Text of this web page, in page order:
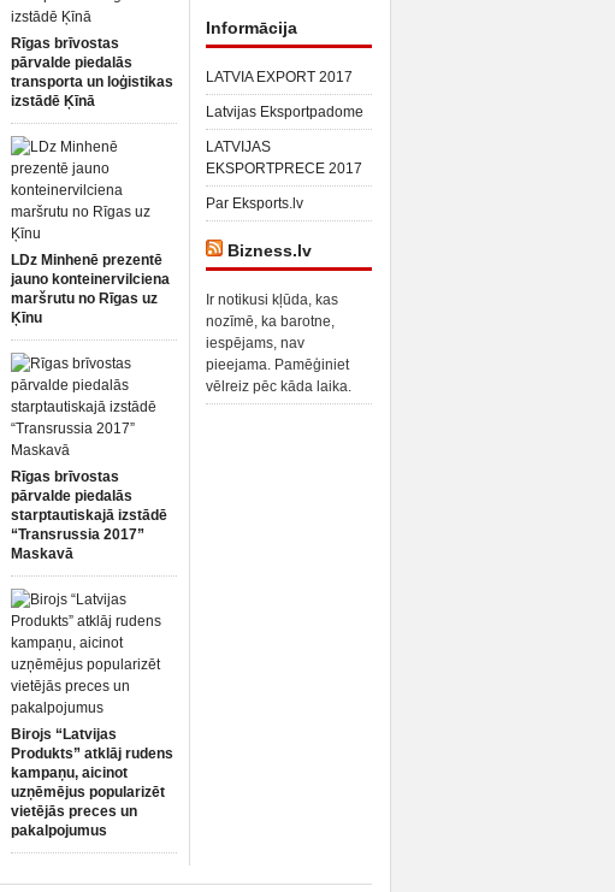
Rīgas brīvostas
pārvalde piedalās
transporta un loģistikas
izstādē Ķīnā
LDz Minhenē prezentē
jauno konteinervilciena
maršrutu no Rīgas uz
Ķīnu
Rīgas brīvostas
pārvalde piedalās
starptautiskajā izstādē
“Transrussia 2017”
Maskavā
Birojs “Latvijas
Produkts” atklāj rudens
kampaņu, aicinot
uzņēmējus popularizēt
vietējās preces un
pakalpojumus
Informācija
LATVIA EXPORT 2017
Latvijas Eksportpadome
LATVIJAS
EKSPORTPRECE 2017
Par Eksports.lv
Bizness.lv
Ir notikusi kļūda, kas
nozīmē, ka barotne,
iespējams, nav
pieejama. Pamēģiniet
vēlreiz pēc kāda laika.